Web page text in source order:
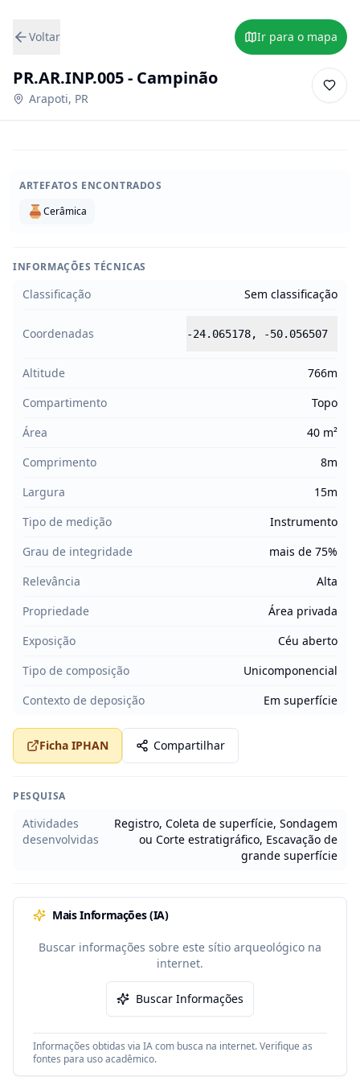
Voltar Ir para o mapa
PR.AR.INP.005 - Campinão
Arapoti, PR
ARTEFATOS ENCONTRADOS
Cerâmica
INFORMAÇÕES TÉCNICAS
Classificação Sem classificação
Coordenadas -24.065178, -50.056507
Altitude
766m
Compartimento
Topo
Área
40 m²
Comprimento
8m
Largura
15m
Tipo de medição
Instrumento
Grau de integridade
mais de 75%
Relevância
Alta
Propriedade
Área privada
Exposição
Céu aberto
Tipo de composição
Unicomponencial
Contexto de deposição
Em superfície
Ficha IPHAN Compartilhar
PESQUISA
Atividades
desenvolvidas
Registro, Coleta de superfície, Sondagem
ou Corte estratigráfico, Escavação de
grande superfície
Mais Informações (IA)
Buscar informações sobre este sítio arqueológico na
internet.
Buscar Informações
Informações obtidas via IA com busca na internet. Verifique as
fontes para uso acadêmico.